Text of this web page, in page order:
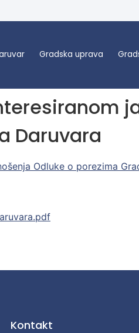
Gradska uprava
Daruvara
Odluke o porezima
Kontakt